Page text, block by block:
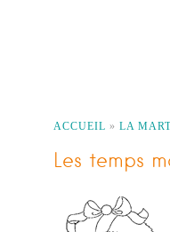
ACCUEIL » LA
Les temps